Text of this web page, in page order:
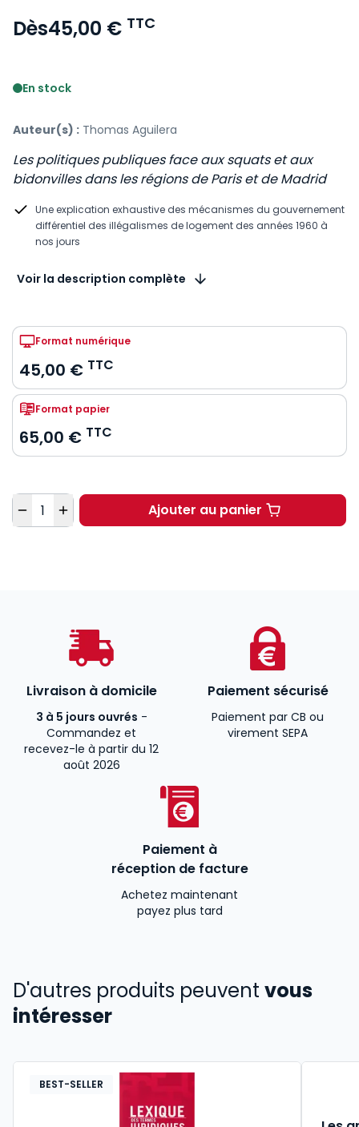
Dès45,00 € TTC
En stock
Auteur(s) : Thomas Aguilera
Les politiques publiques face aux squats et aux
bidonvilles dans les régions de Paris et de Madrid
Une explication exhaustive des mécanismes du gouvernement
différentiel des illégalismes de logement des années 1960 à
nos jours
Voir la description complète
Format numérique
45,00 € TTC
Format papier
65,00 € TTC
Quantité Ajouter au panier
Gouverner les
Livraison à domicile
3 à 5 jours ouvrés -
Commandez et
recevez-le à partir du 12
août 2026
Paiement sécurisé
Paiement par CB ou
virement SEPA
Paiement à
réception de facture
Achetez maintenant
payez plus tard
D'autres produits peuvent vous
intéresser
BEST-SELLER